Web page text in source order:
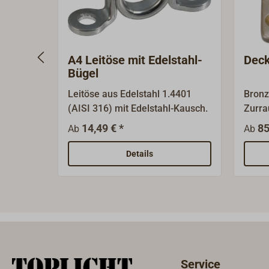
paarweise.Gurtbreite 25 mm.
A4 Leitöse mit Edelstahl-
Bügel
Leitöse aus Edelstahl 1.4401
(AISI 316) mit Edelstahl-Kausch.
Ab 14,49 € *
Details
Grad
Ab
Service